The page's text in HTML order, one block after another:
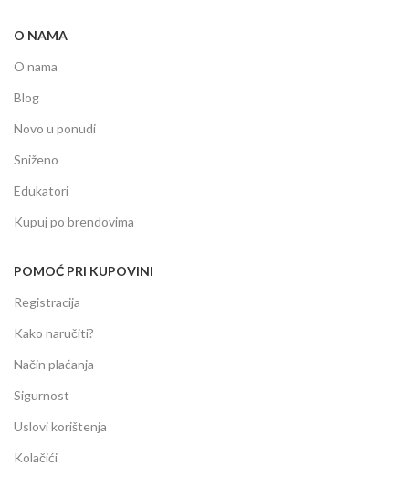
O NAMA
O nama
Blog
Novo u ponudi
Sniženo
Edukatori
Kupuj po brendovima
POMOĆ PRI KUPOVINI
Registracija
Kako naručiti?
Način plaćanja
Sigurnost
Uslovi korištenja
Kolačići